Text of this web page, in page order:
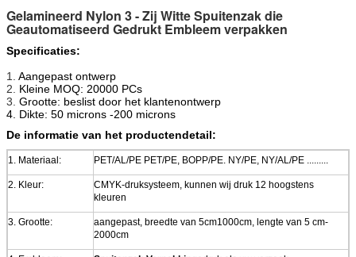
Gelamineerd Nylon 3 - Zij Witte Spuitenzak die
Geautomatiseerd Gedrukt Embleem verpakken
Specificaties:
1. Aangepast ontwerp
2. Kleine MOQ: 20000 PCs
3. Grootte: beslist door het klantenontwerp
4. Dikte: 50 microns -200 microns
De informatie van het productendetail:
1. Materiaal: PET/AL/PE PET/PE, BOPP/PE. NY/PE, NY/AL/PE .........
2. Kleur:
CMYK-druksysteem, kunnen wij druk 12 hoogstens
kleuren
3. Grootte:
aangepast, breedte van 5cm1000cm, lengte van 5 cm-
2000cm